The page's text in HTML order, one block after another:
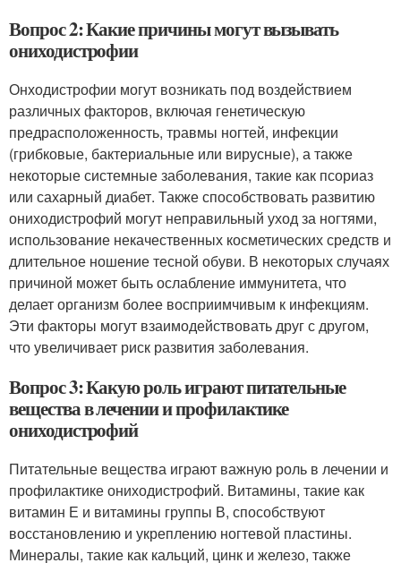
Вопрос 2: Какие причины могут вызывать
ониходистрофии
Онходистрофии могут возникать под воздействием
различных факторов, включая генетическую
предрасположенность, травмы ногтей, инфекции
(грибковые, бактериальные или вирусные), а также
некоторые системные заболевания, такие как псориаз
или сахарный диабет. Также способствовать развитию
ониходистрофий могут неправильный уход за ногтями,
использование некачественных косметических средств и
длительное ношение тесной обуви. В некоторых случаях
причиной может быть ослабление иммунитета, что
делает организм более восприимчивым к инфекциям.
Эти факторы могут взаимодействовать друг с другом,
что увеличивает риск развития заболевания.
Вопрос 3: Какую роль играют питательные
вещества в лечении и профилактике
ониходистрофий
Питательные вещества играют важную роль в лечении и
профилактике ониходистрофий. Витамины, такие как
витамин Е и витамины группы В, способствуют
восстановлению и укреплению ногтевой пластины.
Минералы, такие как кальций, цинк и железо, также